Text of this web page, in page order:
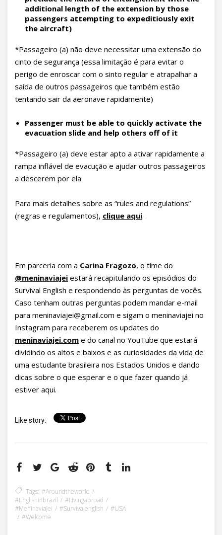
additional length of the extension by those
passengers attempting to expeditiously exit
the aircraft)
*Passageiro (a) não deve necessitar uma extensão do
cinto de segurança (essa limitação é para evitar o
perigo de enroscar com o sinto regular e atrapalhar a
saída de outros passageiros que também estão
tentando sair da aeronave rapidamente)
Passenger must be able to quickly activate the
evacuation slide and help others off of it
*Passageiro (a) deve estar apto a ativar rapidamente a
rampa inflável de evacução e ajudar outros passageiros
a descerem por ela
Para mais detalhes sobre as “rules and regulations”
(regras e regulamentos), clique aqui.
Em parceria com a Carina Fragozo, o time do
@meninaviajei estará recapitulando os episódios do
Survival English e respondendo às perguntas de vocês.
Caso tenham outras perguntas podem mandar e-mail
para meninaviajei@gmail.com e sigam o meninaviajei no
Instagram para receberem os updates do
meninaviajei.com e do canal no YouTube que estará
dividindo os altos e baixos e as curiosidades da vida de
uma estudante brasileira nos Estados Unidos e dando
dicas sobre o que esperar e o que fazer quando já
estiver aqui.
Like story:
Tags: #aroundtheworld
#englishinbrazil
#livingabroad
#meninaviajei
#survivalenglish
#USA
#welcome